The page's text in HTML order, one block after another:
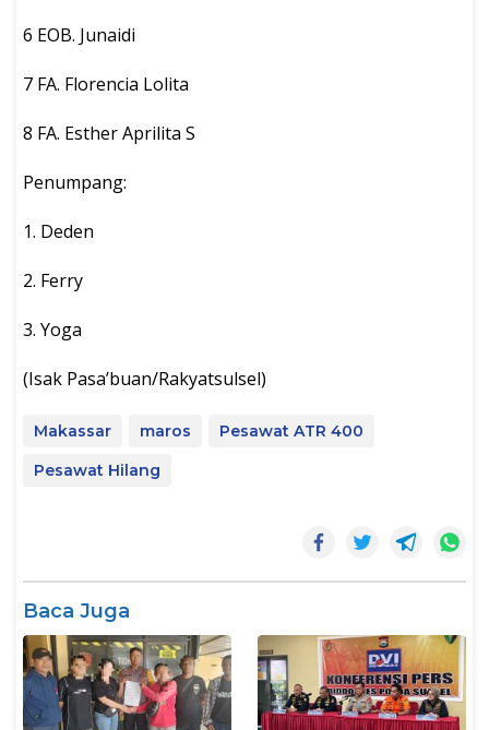
6 EOB. Junaidi
7 FA. Florencia Lolita
8 FA. Esther Aprilita S
Penumpang:
1. Deden
2. Ferry
3. Yoga
(Isak Pasa’buan/Rakyatsulsel)
Makassar maros
Pesawat ATR 400
Pesawat Hilang
Baca Juga